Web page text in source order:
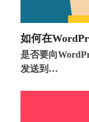
如何在
是否要向
发送到…